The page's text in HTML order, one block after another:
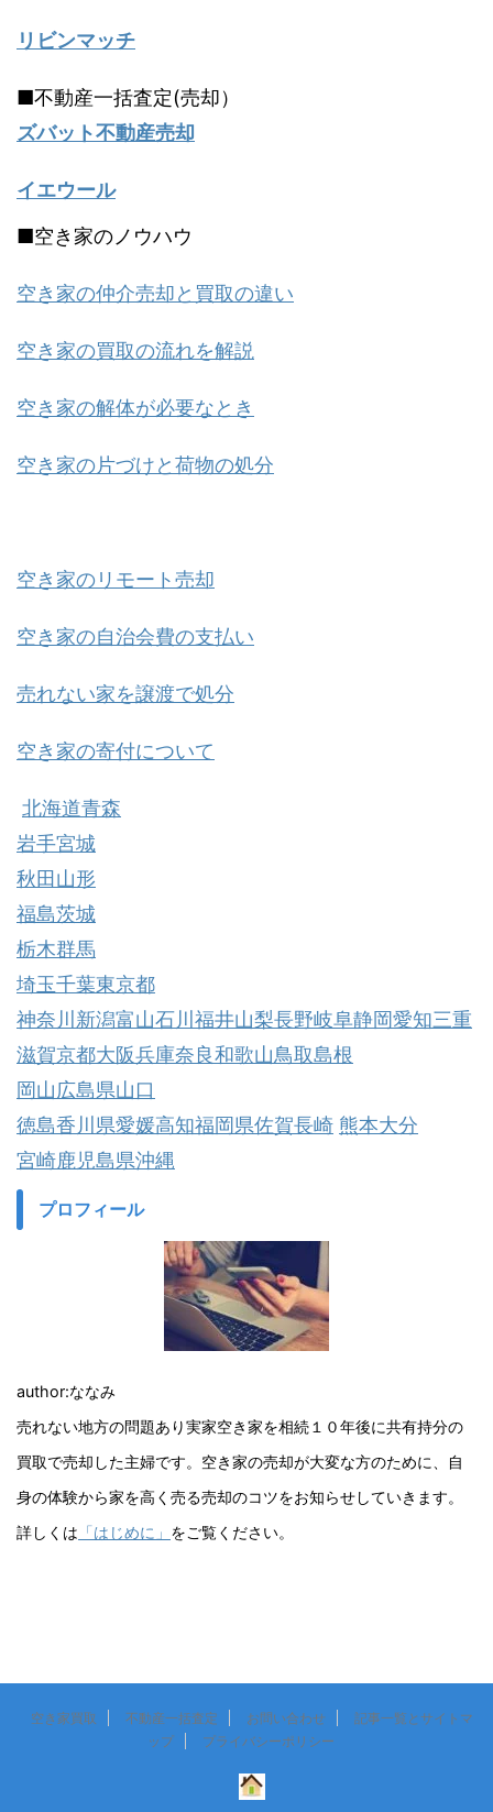
リビンマッチ
■不動産一括査定(売却）
ズバット不動産売却
イエウール
■空き家のノウハウ
空き家の仲介売却と買取の違い
空き家の買取の流れを解説
空き家の解体が必要なとき
空き家の片づけと荷物の処分
空き家のリモート売却
空き家の自治会費の支払い
売れない家を譲渡で処分
空き家の寄付について
北海道青森
岩手宮城
秋田 山形
福島茨城
栃木群馬
埼玉千葉東京都
神奈川 新潟富山石川 福井山梨長野岐阜静岡愛知三重
滋賀京都大阪兵庫奈良和歌山鳥取島根
岡山広島県山口
徳島香川県愛媛高知福岡県佐賀長崎 熊本大分
宮崎鹿児島県沖縄
プロフィール
author:ななみ
売れない地方の問題あり実家空き家を相続１０年後に共有持分の
買取で売却した主婦です。空き家の売却が大変な方のために、自
身の体験から家を高く売る売却のコツをお知らせしていきます。
詳しくは 「はじめに」 をご覧ください。
空き家買取 不動産一括査定 お問い合わせ
記事一覧とサイトマ
ップ
プライバシーポリシー